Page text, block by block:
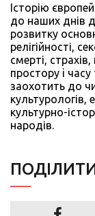
Історію
до наших днів
розвитку
релігійності,
смерті,
простору i
заохотить до
культурологів,
культурно-
народів.